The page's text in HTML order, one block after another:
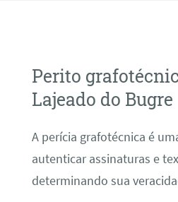
Perito
Lajeado do Bugre
A perícia grafotécnica é
autenticar assinaturas e
determinando sua